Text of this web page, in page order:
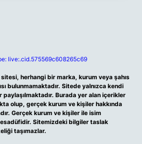
live:.cid.575569c608265c69
herhangi bir marka, kurum veya şahıs
bulunmamaktadır. Sitede yalnızca kendi
paylaşılmaktadır. Burada yer alan içerikler
olup, gerçek kurum ve kişiler hakkında
Gerçek kurum ve kişiler ile isim
Sitemizdeki bilgiler taslak
taşımazlar.